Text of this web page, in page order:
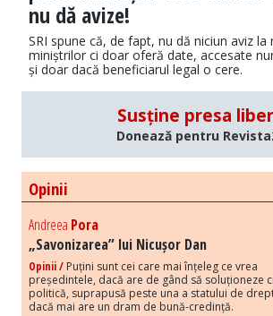
nu dă avize!
SRI spune că, de fapt, nu dă niciun aviz la
miniștrilor ci doar oferă date, accesate
și doar dacă beneficiarul legal o cere.
Susține presa
Donează pentru
Opinii
Andreea Pora
„Savonizarea” lui Nicușor Dan
Opinii / Puțini sunt cei care mai înțeleg ce vrea
președintele, dacă are de gând să soluționeze
politică, suprapusă peste una a statului de
dacă mai are un dram de bună-credință.